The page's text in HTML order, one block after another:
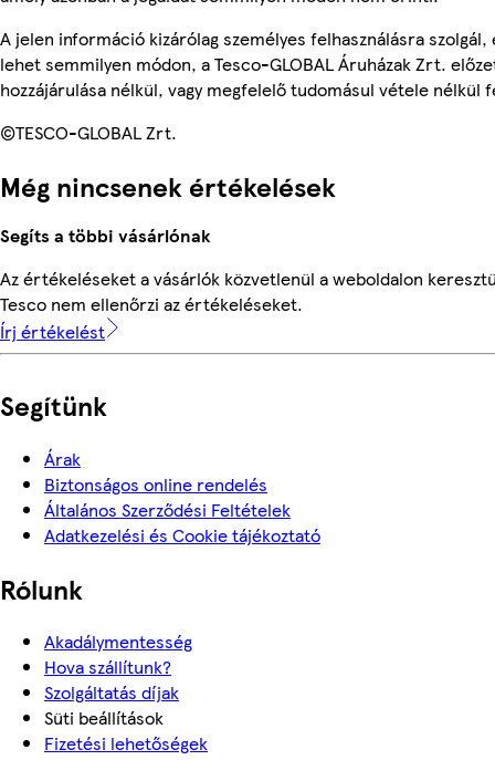
A jelen információ kizárólag személyes felhasználásra szolgál,
lehet semmilyen módon, a Tesco-GLOBAL Áruházak Zrt.
hozzájárulása nélkül, vagy megfelelő tudomásul vétele nélkül
©TESCO-GLOBAL Zrt.
Még nincsenek értékelések
Segíts a többi vásárlónak
Az értékeléseket a vásárlók közvetlenül a weboldalon
Tesco nem ellenőrzi az értékeléseket.
Írj értékelést
Segítünk
Árak
Biztonságos online rendelés
Általános Szerződési Feltételek
Adatkezelési és Cookie tájékoztató
Rólunk
Akadálymentesség
Hova szállítunk?
Szolgáltatás díjak
Süti beállítások
Fizetési lehetőségek